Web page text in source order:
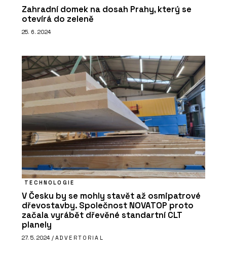
Zahradní domek na dosah Prahy, který se
otevírá do zeleně
25. 6. 2024
TECHNOLOGIE
V Česku by se mohly stavět až osmipatrové
dřevostavby. Společnost NOVATOP proto
začala vyrábět dřevěné standartní CLT
planely
27. 5. 2024 / ADVERTORIAL